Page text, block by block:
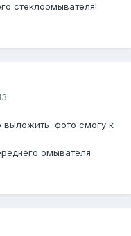
стеклоомывателя!
выложить фото смогу к
омывателя